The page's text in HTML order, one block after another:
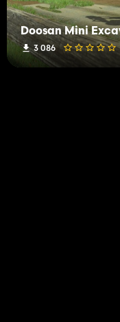
Doosan Mini
3 086